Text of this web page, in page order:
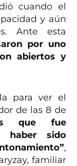
cuando el
y aún
Ante esta
por uno
abiertos y
para ver el
de las 8 de
que fue
haber sido
,
familiar